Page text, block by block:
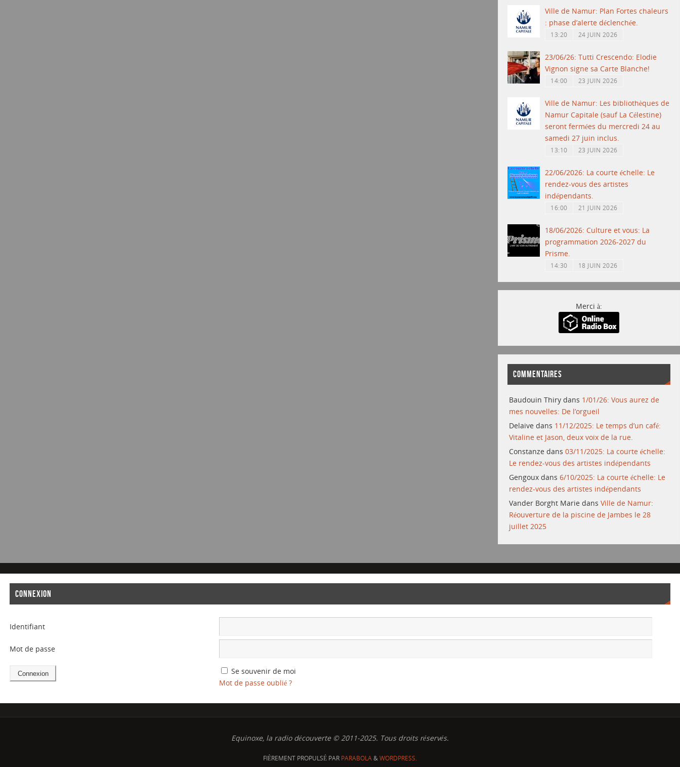
Ville de Namur: Plan Fortes chaleurs
: phase d’alerte déclenchée.
13:20 24 JUIN 2026
23/06/26: Tutti Crescendo: Elodie
Vignon signe sa Carte Blanche!
14:00 23 JUIN 2026
Ville de Namur: Les bibliothèques de
Namur Capitale (sauf La Célestine)
seront fermées du mercredi 24 au
samedi 27 juin inclus.
13:10 23 JUIN 2026
22/06/2026: La courte échelle: Le
rendez-vous des artistes
indépendants.
16:00 21 JUIN 2026
18/06/2026: Culture et vous: La
programmation 2026-2027 du
Prisme.
14:30 18 JUIN 2026
Merci à:
COMMENTAIRES
Baudouin Thiry dans 1/01/26: Vous aurez de
mes nouvelles: De l’orgueil
Delaive dans 11/12/2025: Le temps d’un café:
Vitaline et Jason, deux voix de la rue.
Constanze dans03/11/2025: La courte échelle:
Le rendez-vous des artistes indépendants
Gengoux dans6/10/2025: La courte échelle: Le
rendez-vous des artistes indépendants
Vander Borght Marie dansVille de Namur:
Réouverture de la piscine de Jambes le 28
juillet 2025
CONNEXION
Identifiant
Mot de passe
Se souvenir de moi
Mot de passe oublié ?
Equinoxe, la radio découverte © 2011-2025. Tous droits réservés.
FIÈREMENT PROPULSÉ PAR PARABOLA&WORDPRESS.